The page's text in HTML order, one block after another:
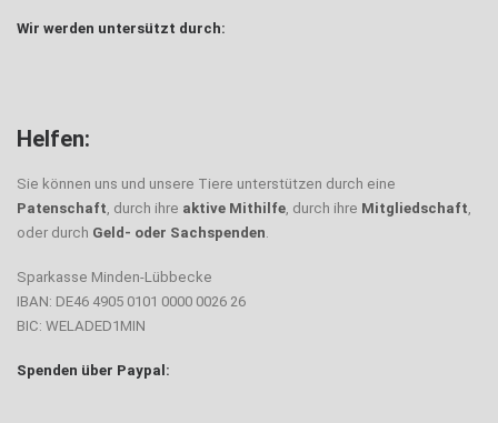
Wir werden untersützt durch:
Helfen:
Sie können uns und unsere Tiere unterstützen durch eine
Patenschaft, durch ihre aktive Mithilfe, durch ihre Mitgliedschaft,
oder durch Geld- oder Sachspenden.
Sparkasse Minden-Lübbecke
IBAN: DE46 4905 0101 0000 0026 26
BIC: WELADED1MIN
Spenden über Paypal: